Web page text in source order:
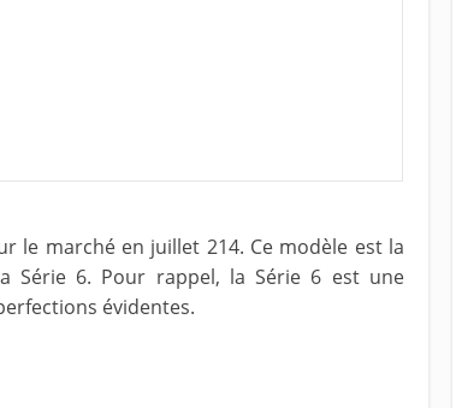
le marché en juillet 214. Ce modèle est la
Série 6. Pour rappel, la Série 6 est une
évidentes.